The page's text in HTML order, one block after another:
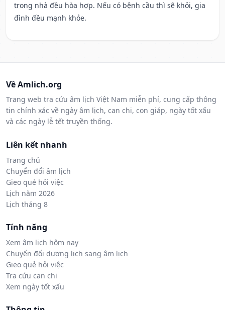
trong nhà đều hòa hợp. Nếu có bệnh cầu thì sẽ khỏi, gia
đình đều mạnh khỏe.
Về Amlich.org
Trang web tra cứu âm lịch Việt Nam miễn phí, cung cấp thông
tin chính xác về ngày âm lịch, can chi, con giáp, ngày tốt xấu
và các ngày lễ tết truyền thống.
Liên kết nhanh
Trang chủ
Chuyển đổi âm lịch
Gieo quẻ hỏi việc
Lịch năm 2026
Lịch tháng 8
Tính năng
Xem âm lịch hôm nay
Chuyển đổi dương lịch sang âm lịch
Gieo quẻ hỏi việc
Tra cứu can chi
Xem ngày tốt xấu